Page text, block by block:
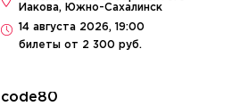
Иакова, Южно-Сахалинск
14 августа 2026, 19:00
билеты от 2 300 руб.
code80